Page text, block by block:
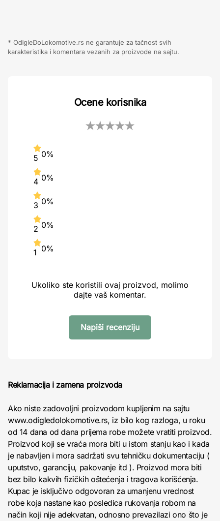
* OdIgleDoLokomotive.rs ne garantuje za tačnost svih
karakteristika i komentara vezanih za proizvode na sajtu.
Ocene korisnika
5 0%
4 0%
3 0%
2 0%
1 0%
Ukoliko ste koristili ovaj proizvod, molimo
dajte vaš komentar.
Napiši recenziju
Reklamacija i zamena proizvoda
Ako niste zadovoljni proizvodom kupljenim na sajtu
www.odigledolokomotive.rs, iz bilo kog razloga, u roku
od 14 dana od dana prijema robe možete vratiti proizvod.
Proizvod koji se vraća mora biti u istom stanju kao i kada
je nabavljen i mora sadržati svu tehničku dokumentaciju (
uputstvo, garanciju, pakovanje itd ). Proizvod mora biti
bez bilo kakvih fizičkih oštećenja i tragova korišćenja.
Kupac je isključivo odgovoran za umanjenu vrednost
robe koja nastane kao posledica rukovanja robom na
način koji nije adekvatan, odnosno prevazilazi ono što je